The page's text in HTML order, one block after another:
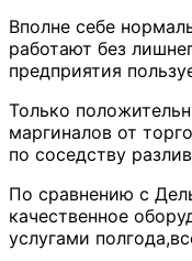
Вполне себе
работают без
предприятия
Только
маргиналов от
по соседству
По сравнению с
качественное
услугами